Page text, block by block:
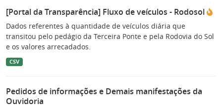
[Portal da Transparência] Fluxo de veículos - Rodosol
Dados referentes à quantidade de veículos diária que
transitou pelo pedágio da Terceira Ponte e pela Rodovia do Sol
e os valores arrecadados.
CSV
Pedidos de informações e Demais manifestações da
Ouvidoria